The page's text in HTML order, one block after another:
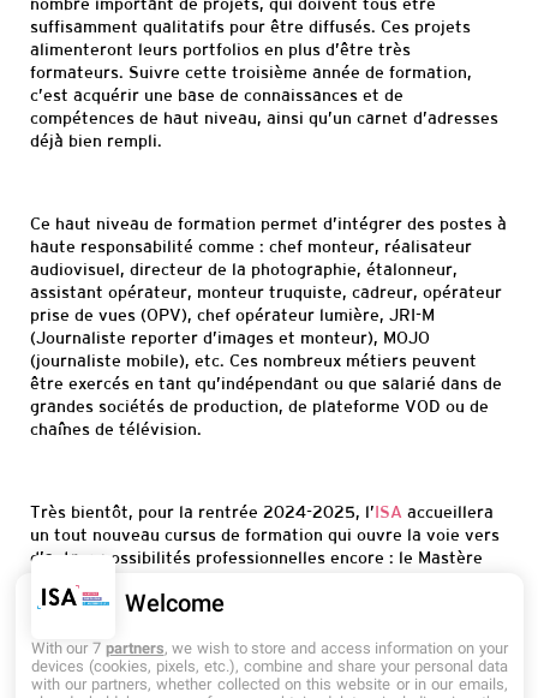
suffisamment qualitatifs pour être diffusés. Ces projets
alimenteront leurs portfolios en plus d’être très
formateurs. Suivre cette troisième année de formation,
c’est acquérir une base de connaissances et de
compétences de haut niveau, ainsi qu’un carnet d’adresses
déjà bien rempli.
Ce haut niveau de formation permet d’intégrer des postes à
haute responsabilité comme : chef monteur, réalisateur
audiovisuel, directeur de la photographie, étalonneur,
assistant opérateur, monteur truquiste, cadreur, opérateur
prise de vues (OPV), chef opérateur lumière, JRI-M
(Journaliste reporter d’images et monteur), MOJO
(journaliste mobile), etc. Ces nombreux métiers peuvent
être exercés en tant qu’indépendant ou que salarié dans de
grandes sociétés de production, de plateforme VOD ou de
chaînes de télévision.
Très bientôt, pour la rentrée 2024-2025, l’ISA accueillera
un tout nouveau cursus de formation qui ouvre la voie vers
d’autres possibilités professionnelles encore : le Mastère
Welcome
With our 7 partners, we wish to store and access information on your
devices (cookies, pixels, etc.), combine and share your personal data
with our partners, whether collected on this website or in our emails,